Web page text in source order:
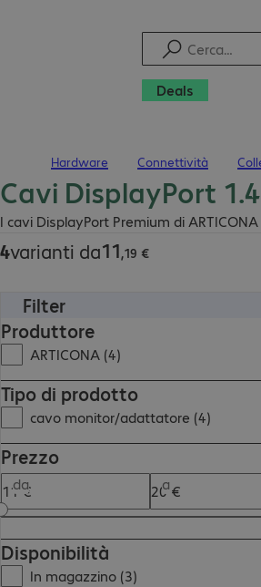
Deals
Hardware Connettività
Cavi DisplayPort
I cavi DisplayPort Premium di
4varianti da11,19 €
11,19 €
Filter
Produttore
ARTICONA (4)
Tipo di prodotto
cavo monitor/adattatore (4)
Prezzo
da a
Disponibilità
In magazzino (3)